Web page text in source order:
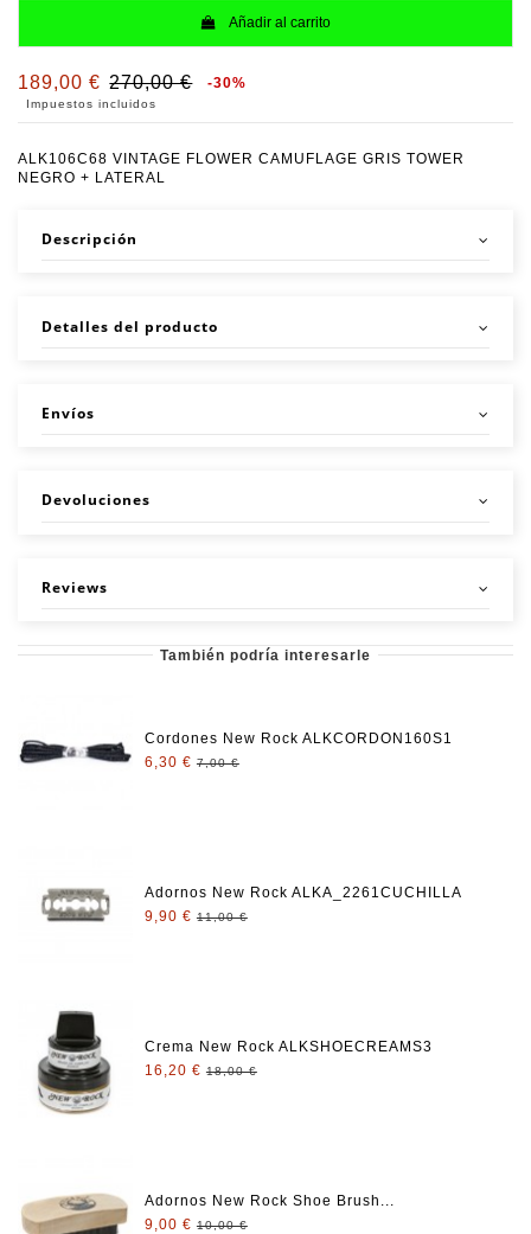
Añadir al carrito
189,00 € 270,00 € -30%
Impuestos incluidos
ALK106C68 VINTAGE FLOWER CAMUFLAGE GRIS TOWER
NEGRO + LATERAL
Descripción
Detalles del producto
Envíos
Devoluciones
Reviews
También podría interesarle
Cordones New Rock ALKCORDON160S1
6,30 € 7,00 €
Adornos New Rock ALKA_2261CUCHILLA
9,90 € 11,00 €
Crema New Rock ALKSHOECREAMS3
16,20 € 18,00 €
Adornos New Rock Shoe Brush...
9,00 € 10,00 €